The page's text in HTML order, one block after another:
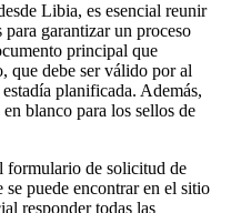
Libia, es esencial reunir
garantizar un proceso
principal que
que debe ser válido por al
planificada. Además,
blanco para los sellos de
formulario de solicitud de
puede encontrar en el sitio
responder todas las